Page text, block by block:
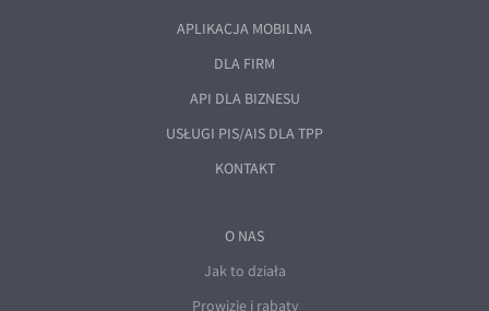
APLIKACJA MOBILNA
DLA FIRM
API DLA BIZNESU
USŁUGI PIS/AIS DLA TPP
KONTAKT
O NAS
Jak to działa
Prowizje i rabaty